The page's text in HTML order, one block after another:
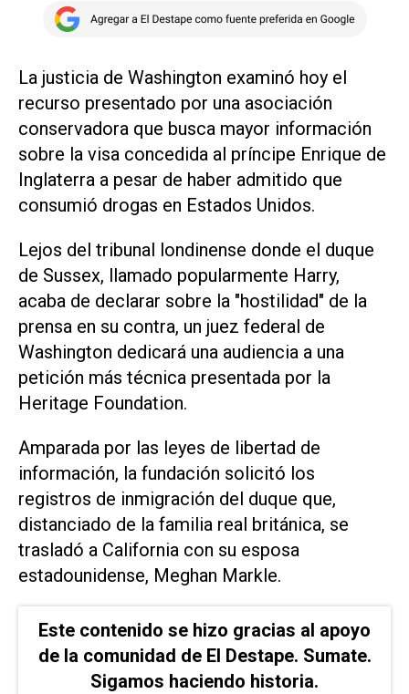
La justicia de Washington examinó hoy el
recurso presentado por una asociación
conservadora que busca mayor información
sobre la visa concedida al príncipe Enrique de
Inglaterra a pesar de haber admitido que
consumió drogas en Estados Unidos.
Lejos del tribunal londinense donde el duque
de Sussex, llamado popularmente Harry,
acaba de declarar sobre la "hostilidad" de la
prensa en su contra, un juez federal de
Washington dedicará una audiencia a una
petición más técnica presentada por la
Heritage Foundation.
Amparada por las leyes de libertad de
información, la fundación solicitó los
registros de inmigración del duque que,
distanciado de la familia real británica, se
trasladó a California con su esposa
estadounidense, Meghan Markle.
Este contenido se hizo gracias al apoyo
de la comunidad de El Destape. Sumate.
Sigamos haciendo historia.